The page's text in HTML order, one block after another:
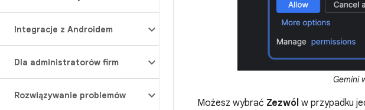
Integracje z Androidem
Dla administratorów firm
Rozwiązywanie problemów
Gemini
Możesz wybrać Zezwól w przypadku